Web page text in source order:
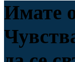
Имате